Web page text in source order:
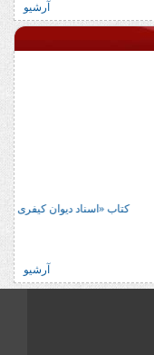
آرشیو
در یک نگاه
آرشیو